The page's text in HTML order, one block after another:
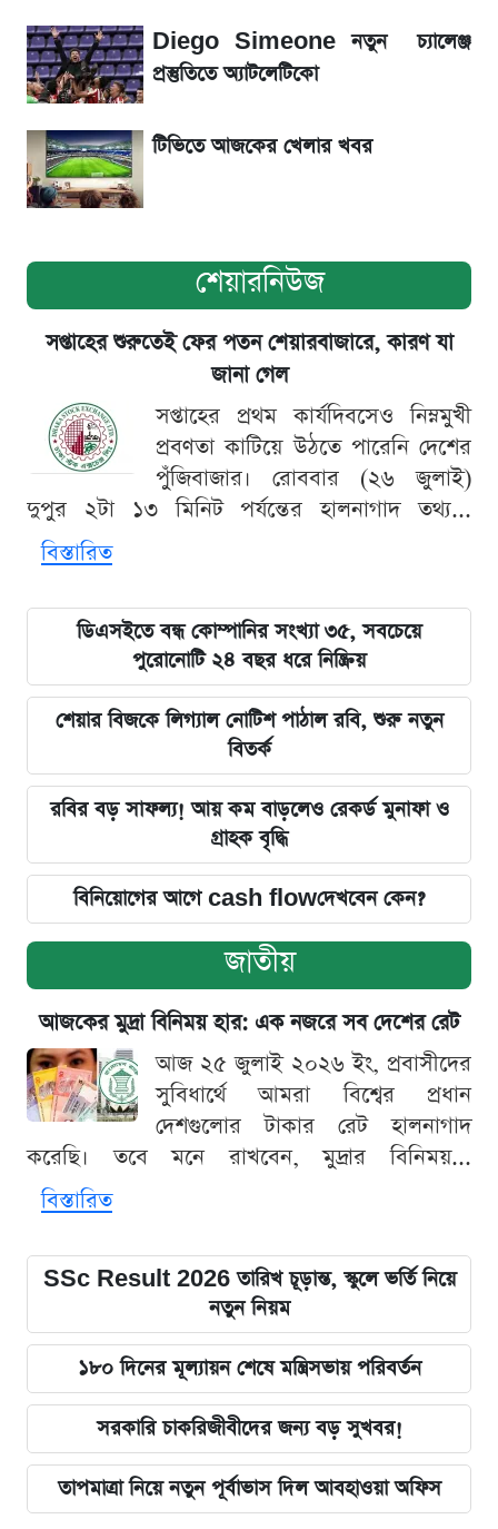
কাদের সিদ্দিকী
Diego Simeone নতুন চ্যালেঞ্জ
প্রস্তুতিতে অ্যাটলেটিকো
টিভিতে আজকের খেলার খবর
শেয়ারনিউজ
সপ্তাহের শুরুতেই ফের পতন শেয়ারবাজারে, কারণ যা
জানা গেল
সপ্তাহের প্রথম কার্যদিবসেও নিম্নমুখী
প্রবণতা কাটিয়ে উঠতে পারেনি দেশের
পুঁজিবাজার। রোববার (২৬ জুলাই)
দুপুর ২টা ১৩ মিনিট পর্যন্তের হালনাগাদ তথ্য...
বিস্তারিত
ডিএসইতে বন্ধ কোম্পানির সংখ্যা ৩৫, সবচেয়ে
পুরোনোটি ২৪ বছর ধরে নিষ্ক্রিয়
শেয়ার বিজকে লিগ্যাল নোটিশ পাঠাল রবি, শুরু নতুন
বিতর্ক
রবির বড় সাফল্য! আয় কম বাড়লেও রেকর্ড মুনাফা ও
গ্রাহক বৃদ্ধি
বিনিয়োগের আগে cash flowদেখবেন কেন?
জাতীয়
আজকের মুদ্রা বিনিময় হার: এক নজরে সব দেশের রেট
আজ ২৫ জুলাই ২০২৬ ইং, প্রবাসীদের
সুবিধার্থে আমরা বিশ্বের প্রধান
দেশগুলোর টাকার রেট হালনাগাদ
করেছি। তবে মনে রাখবেন, মুদ্রার বিনিময়...
বিস্তারিত
SSc Result 2026 তারিখ চূড়ান্ত, স্কুলে ভর্তি নিয়ে
নতুন নিয়ম
১৮০ দিনের মূল্যায়ন শেষে মন্ত্রিসভায় পরিবর্তন
সরকারি চাকরিজীবীদের জন্য বড় সুখবর!
তাপমাত্রা নিয়ে নতুন পূর্বাভাস দিল আবহাওয়া অফিস